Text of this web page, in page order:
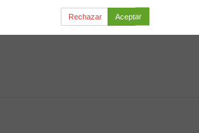
Rechazar Aceptar